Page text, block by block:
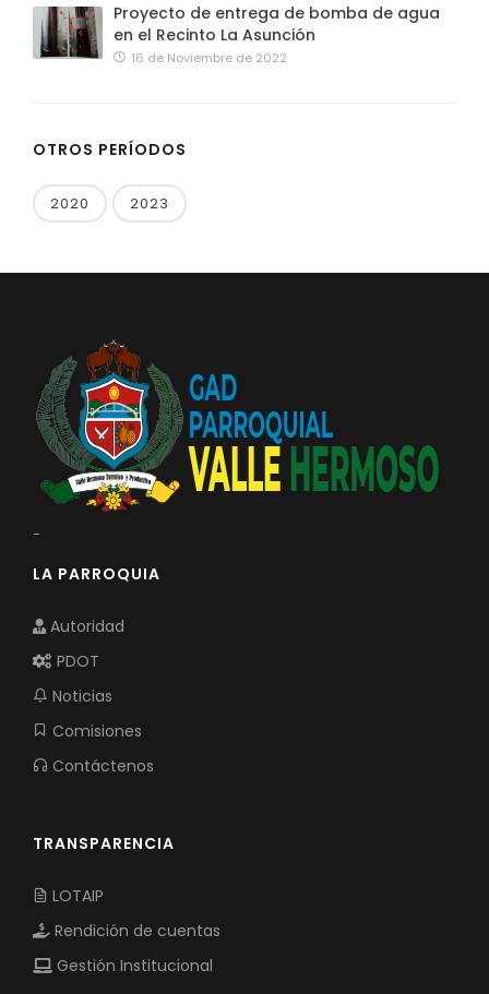
Proyecto de entrega de bomba de agua
en el Recinto La Asunción
16 de Noviembre de 2022
OTROS PERÍODOS
2020 2023
-
LA PARROQUIA
Autoridad
PDOT
Noticias
Comisiones
Contáctenos
TRANSPARENCIA
LOTAIP
Rendición de cuentas
Gestión Institucional